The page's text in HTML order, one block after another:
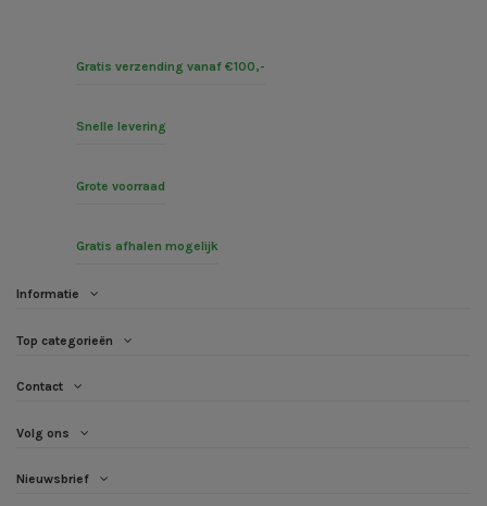
Gratis verzending vanaf €100,-
Snelle levering
Grote voorraad
Gratis afhalen mogelijk
Informatie
Top categorieën
Contact
Volg ons
Nieuwsbrief